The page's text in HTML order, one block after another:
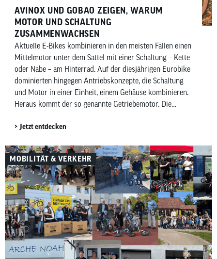
AVINOX UND GOBAO ZEIGEN, WARUM
MOTOR UND SCHALTUNG
ZUSAMMENWACHSEN
Aktuelle E-Bikes kombinieren in den meisten Fällen einen
Mittelmotor unter dem Sattel mit einer Schaltung – Kette
oder Nabe – am Hinterrad. Auf der diesjährigen Eurobike
dominierten hingegen Antriebskonzepte, die Schaltung
und Motor in einer Einheit, einem Gehäuse kombinieren.
Heraus kommt der so genannte Getriebemotor. Die
Getriebemotoren vorgestellt, die etablierte Anbieter wie
wollen.
Jetzt entdecken
MOBILITÄT & VERKEHR